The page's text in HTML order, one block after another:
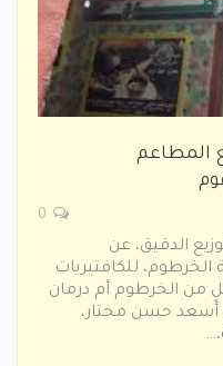
المطاعم
الدقيق، عن
الخرطوم، للكافتيريات
(200) مخبز لكلٍ من الخرطوم أم درمان
أسعد حسن مختار،